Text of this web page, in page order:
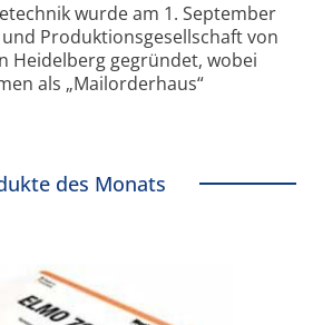
wurde am 1. September
Produktionsgesellschaft von
Heidelberg gegründet, wobei
als „Mailorderhaus“
des Monats